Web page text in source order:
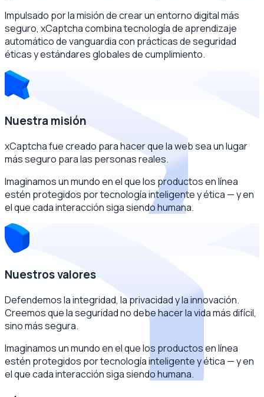
Impulsado por la misión de crear un entorno digital más
seguro, xCaptcha combina tecnología de aprendizaje
automático de vanguardia con prácticas de seguridad
éticas y estándares globales de cumplimiento.
Nuestra misión
xCaptcha fue creado para hacer que la web sea un lugar
más seguro para las personas reales.
Imaginamos un mundo en el que los productos en línea
estén protegidos por tecnología inteligente y ética — y en
el que cada interacción siga siendo humana.
Nuestros valores
Defendemos la integridad, la privacidad y la innovación.
Creemos que la seguridad no debe hacer la vida más difícil,
sino más segura.
Imaginamos un mundo en el que los productos en línea
estén protegidos por tecnología inteligente y ética — y en
el que cada interacción siga siendo humana.